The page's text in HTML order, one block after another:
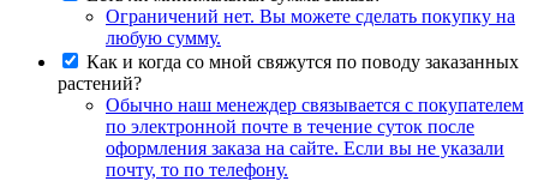
Ограничений нет. Вы можете сделать покупку на
любую сумму.
Как и когда со мной свяжутся по поводу заказанных
растений?
Обычно наш менеждер связывается с покупателем
по электронной почте в течение суток после
оформления заказа на сайте. Если вы не указали
почту, то по телефону.